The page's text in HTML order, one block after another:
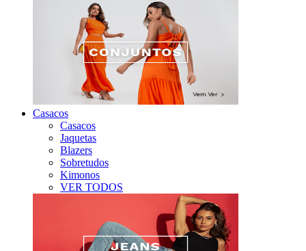
Casacos
Casacos
Jaquetas
Blazers
Sobretudos
Kimonos
VER TODOS